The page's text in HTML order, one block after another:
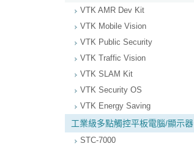
VTK AMR Dev Kit
VTK Mobile Vision
VTK Public Security
VTK Traffic Vision
VTK SLAM Kit
VTK Security OS
VTK Energy Saving
工業級多點觸控平板電腦/顯示器
STC-7000